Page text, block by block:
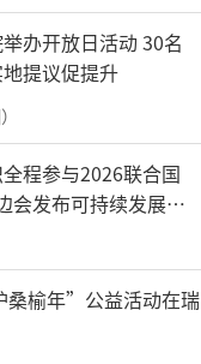
办开放日活动 30名
提议促提升
程参与2026联合国
会发布可持续发展标
桑榆年”公益活动在瑞